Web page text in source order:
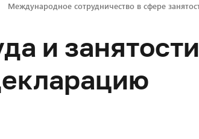
Международное сотрудничество в сфере
и